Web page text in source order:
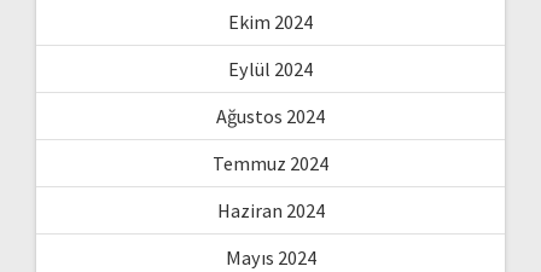
Ekim 2024
Eylül 2024
Ağustos 2024
Temmuz 2024
Haziran 2024
Mayıs 2024